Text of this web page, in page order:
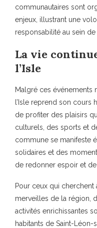
communautaires sont
enjeux, illustrant une
responsabilité au sein
La vie
l’Isle
Malgré ces événements
l’Isle reprend son cours
de profiter des plaisirs
culturels, des sports et
commune se manifeste
solidaires et des
de redonner espoir et
Pour ceux qui cherchent
merveilles de la région,
activités enrichissantes
habitants de Saint-Léon-